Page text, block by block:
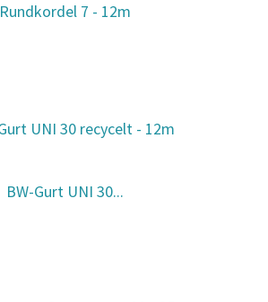
Rundkordel 7 - 12m
BW-Gurt UNI 30...